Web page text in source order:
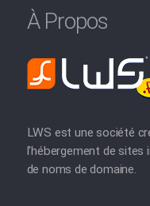
À Propos
LWS est une société
l'hébergement de sites
de noms de domaine.